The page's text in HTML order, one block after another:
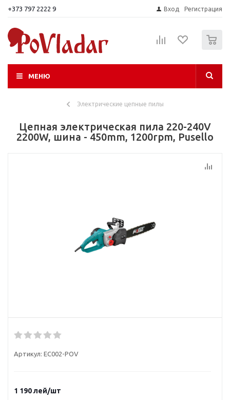
+373 797 2222 9 Вход Регистрация
МЕНЮ
Электрические цепные пилы
Цепная электрическая пила 220-240V
2200W, шина - 450mm, 1200rpm, Pusello
Артикул: EC002-POV
1 190лей/шт